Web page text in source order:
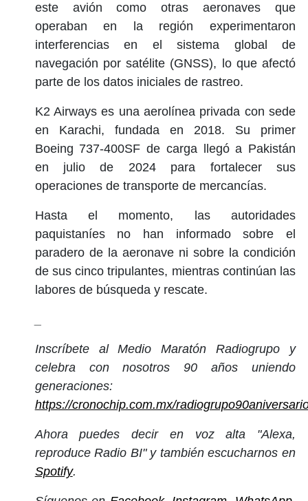
este avión como otras aeronaves que
operaban en la región experimentaron
interferencias en el sistema global de
navegación por satélite (GNSS), lo que afectó
parte de los datos iniciales de rastreo.
K2 Airways es una aerolínea privada con sede
en Karachi, fundada en 2018. Su primer
Boeing 737-400SF de carga llegó a Pakistán
en julio de 2024 para fortalecer sus
operaciones de transporte de mercancías.
Hasta el momento, las autoridades
paquistaníes no han informado sobre el
paradero de la aeronave ni sobre la condición
de sus cinco tripulantes, mientras continúan las
labores de búsqueda y rescate.
Inscríbete al Medio Maratón Radiogrupo y
celebra con nosotros 90 años uniendo
generaciones:
https://cronochip.com.mx/
Ahora puedes decir en voz alta "Alexa,
reproduce Radio BI" y también escucharnos en
Spotify.